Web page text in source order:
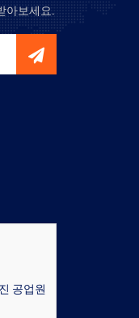
아보세요.
공업원